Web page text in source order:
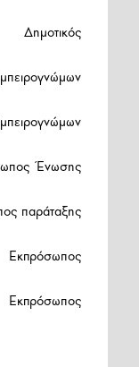
Ένωσης
παράταξης